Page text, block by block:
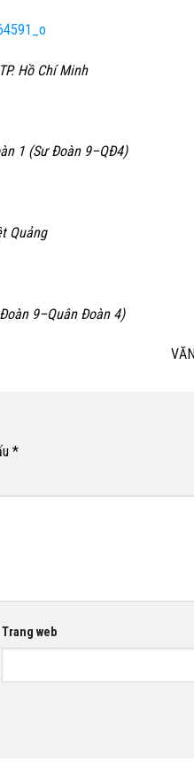
Hồ Chí Minh
1 (Sư Đoàn 9–QĐ4)
Quảng
9–Quân Đoàn 4)
*
Trang web